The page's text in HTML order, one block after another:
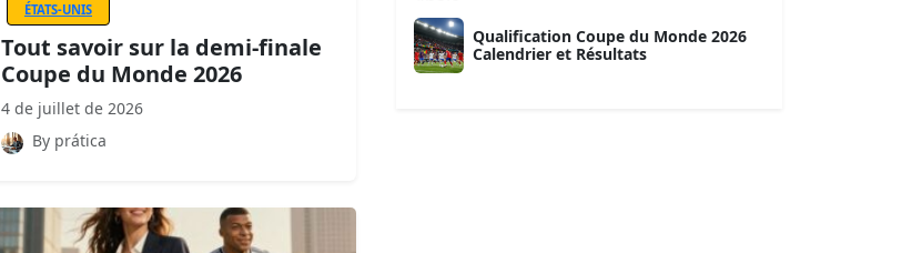
ÉTATS-UNIS
Tout savoir sur la demi-finale
Coupe du Monde 2026
4 de juillet de 2026
By prática
Qualification Coupe du Monde 2026
Calendrier et Résultats